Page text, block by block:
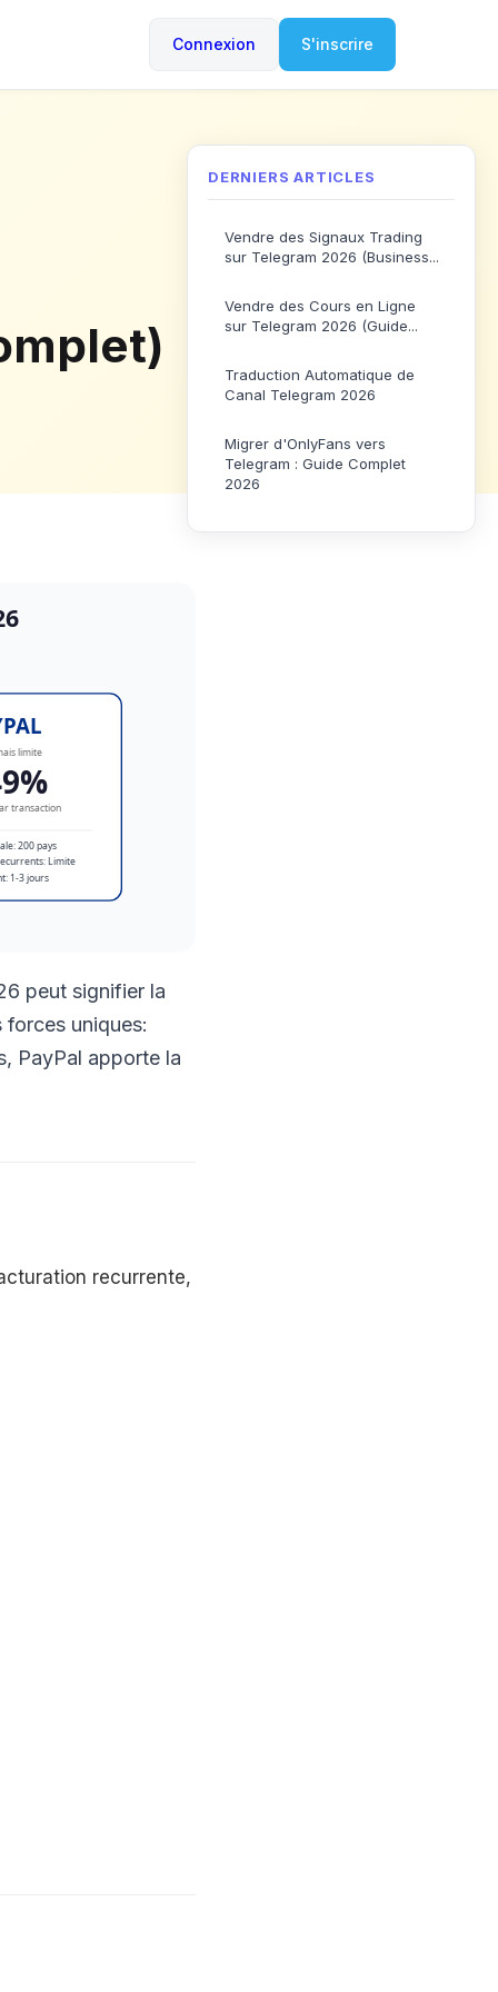
Connexion S'inscrire
peut signifier la
forces uniques:
PayPal apporte la
recurrente,
DERNIERS ARTICLES
Vendre des Signaux Trading
sur Telegram 2026 (Business...
Vendre des Cours en Ligne
sur Telegram 2026 (Guide...
Traduction Automatique de
Canal Telegram 2026
Migrer d'OnlyFans vers
Telegram : Guide Complet
2026